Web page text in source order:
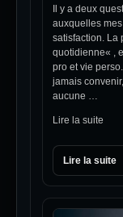
Il y a deux
auxquelles
satisfaction. La
quotidienne« ,
pro et vie
jamais
aucune …
Lire la suite
Lire la suite